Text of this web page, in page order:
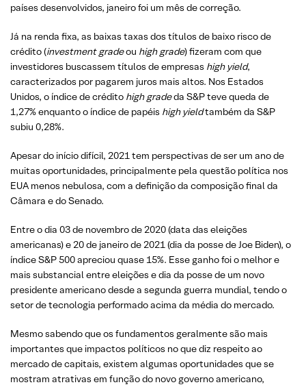
países desenvolvidos, janeiro foi um mês de correção.
Já na renda fixa, as baixas taxas dos títulos de baixo risco de
crédito (investment gradeou high grade) fizeram com que
investidores buscassem títulos de empresas high yield,
caracterizados por pagarem juros mais altos. Nos Estados
Unidos, o índice de crédito high gradeda S&P teve queda de
1,27% enquanto o índice de papéis high yieldtambém da S&P
subiu 0,28%.
Apesar do início difícil, 2021 tem perspectivas de ser um ano de
muitas oportunidades, principalmente pela questão política nos
EUA menos nebulosa, com a definição da composição final da
Câmara e do Senado.
Entre o dia 03 de novembro de 2020 (data das eleições
americanas) e 20 de janeiro de 2021 (dia da posse de Joe Biden), o
índice S&P 500 apreciou quase 15%. Esse ganho foi o melhor e
mais substancial entre eleições e dia da posse de um novo
presidente americano desde a segunda guerra mundial, tendo o
setor de tecnologia performado acima da média do mercado.
Mesmo sabendo que os fundamentos geralmente são mais
importantes que impactos políticos no que diz respeito ao
mercado de capitais, existem algumas oportunidades que se
mostram atrativas em função do novo governo americano,